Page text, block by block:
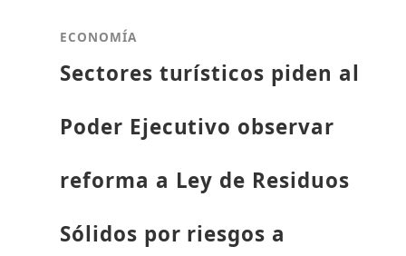
ECONOMÍA
Sectores turísticos piden al
Poder Ejecutivo observar
reforma a Ley de Residuos
Sólidos por riesgos a